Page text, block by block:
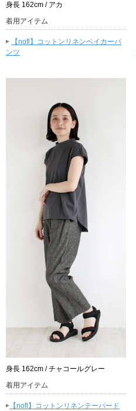
身長 162cm / アカ
着用アイテム
▸
【nofl】コットンリネンベイカーパ
ンツ
身長 162cm / チャコールグレー
着用アイテム
▸ 【nofl】コットンリネンテーパード